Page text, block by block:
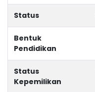
Status
Bentuk
Pendidikan
Status
Kepemilikan